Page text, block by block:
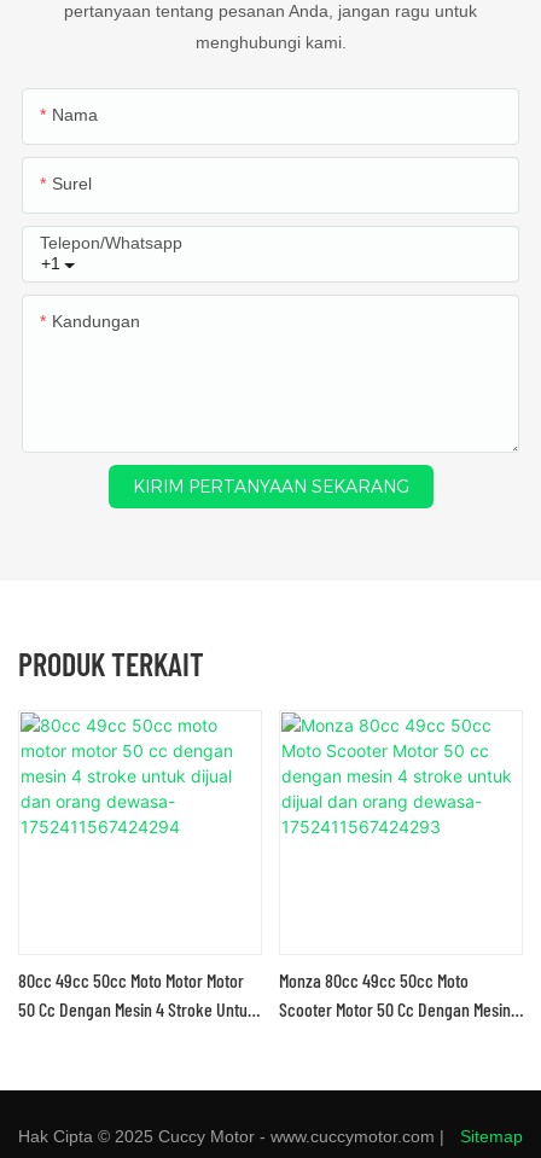
pertanyaan tentang pesanan Anda, jangan ragu untuk
menghubungi kami.
Nama
Surel
+1
Telepon/whatsapp
Kandungan
KIRIM PERTANYAAN SEKARANG
PRODUK TERKAIT
80cc 49cc 50cc Moto Motor Motor
50 Cc Dengan Mesin 4 Stroke Untuk
Monza 80cc 49cc 50cc Moto
Scooter Motor 50 Cc Dengan Mesin 4
Hak Cipta © 2025 Cuccy Motor - www.cuccymotor.com |
Sitemap